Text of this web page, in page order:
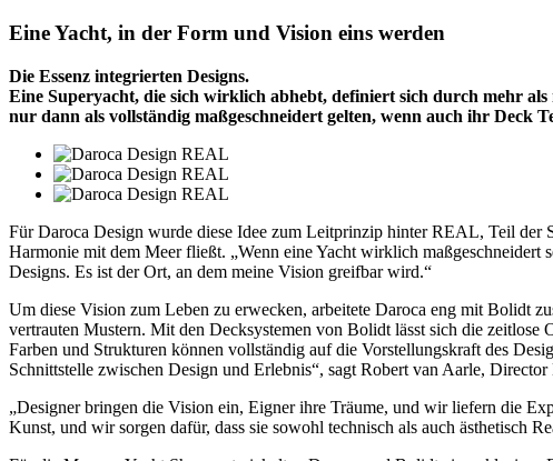
Eine Yacht, in der Form und Vision eins werden
Die Essenz integrierten Designs.
Eine Superyacht, die sich wirklich abhebt, definiert sich durch mehr
nur dann als vollständig maßgeschneidert gelten, wenn auch ihr Deck
Für Daroca Design wurde diese Idee zum Leitprinzip hinter REAL, Teil
Harmonie mit dem Meer fließt. „Wenn eine Yacht wirklich maßgeschneidert
Designs. Es ist der Ort, an dem meine Vision greifbar wird.“
Um diese Vision zum Leben zu erwecken, arbeitete Daroca eng mit Bolidt
vertrauten Mustern. Mit den Decksystemen von Bolidt lässt sich die
Farben und Strukturen können vollständig auf die Vorstellungskraft des
Schnittstelle zwischen Design und Erlebnis“, sagt Robert van Aarle,
„Designer bringen die Vision ein, Eigner ihre Träume, und wir liefern die
Kunst, und wir sorgen dafür, dass sie sowohl technisch als auch ästhetisch